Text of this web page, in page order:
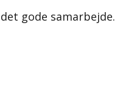
gode samarbejde.